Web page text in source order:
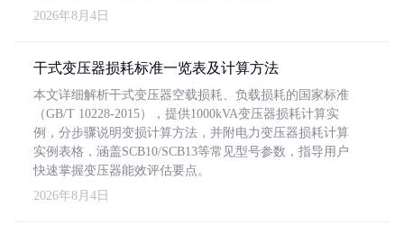
2026年8月4日
干式变压器损耗标准一览表及计算方法
本文详细解析干式变压器空载损耗、负载损耗的国家标准
（GB/T 10228-2015），提供1000kVA变压器损耗计算实
例，分步骤说明变损计算方法，并附电力变压器损耗计算
实例表格，涵盖SCB10/SCB13等常见型号参数，指导用户
快速掌握变压器能效评估要点。
2026年8月4日